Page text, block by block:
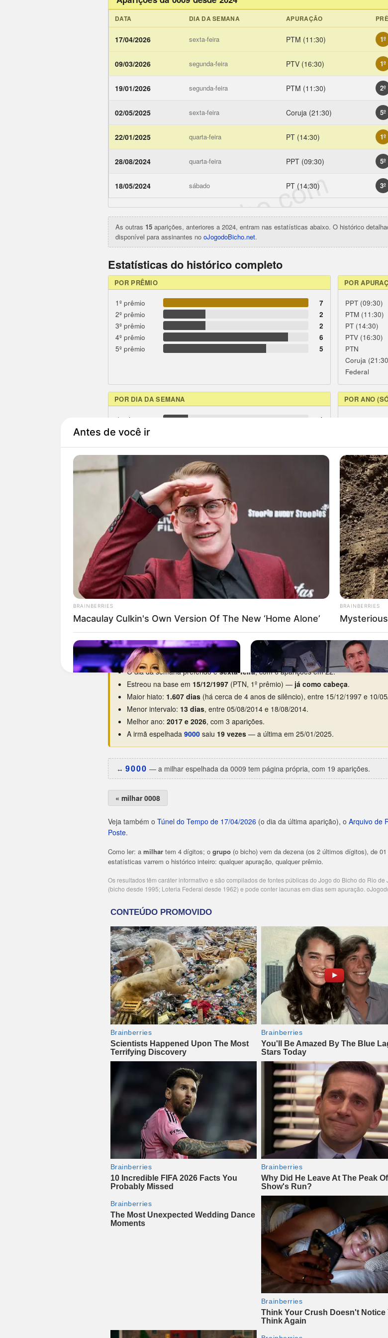
DATA DIA DA SEMANA APURAÇÃO
17/04/2026 sexta-feira PTM (11:30) 1º
09/03/2026 segunda-feira PTV (16:30) 1º
19/01/2026 segunda-feira PTM (11:30) 2º
02/05/2025 sexta-feira Coruja (21:30) 5º
22/01/2025 quarta-feira PT (14:30) 1º
28/08/2024 quarta-feira PPT (09:30) 5º
18/05/2024 sábado PT (14:30) 3º
ojogodobicho.com
As outras 15 aparições, anteriores a 2024, entram nas estatísticas abaixo. O histórico
disponível para assinantes no oJogodoBicho.net.
Estatísticas do histórico completo
POR PRÊMIO
1º prêmio
7
2º prêmio
2
3º prêmio
2
4º prêmio
6
5º prêmio
5
POR
PPT (09:30)
PTM (11:30)
PT (14:30)
PTV (16:30)
PTN
Coruja
Federal
POR DIA DA SEMANA
domingo
1
segunda
quarta
4
quinta
sexta
sábado
POR ANO
97 02 03
Curiosidades da 0009
O dia da semana preferido ésexta-feira, com 6 aparições em 22.
Estreou na base em 15/12/1997 (PTN, 1º prêmio) — já como cabeça.
Maior hiato: 1.607 dias (há cerca de 4 anos de silêncio), entre 15/12/1997 e 10/
Menor intervalo: 13 dias, entre 05/08/2014 e 18/08/2014.
Melhor ano: 2017 e 2026, com 3 aparições.
A irmã espelhada 9000 saiu 19 vezes — a última em 25/01/2025.
↔️ 9000 — a milhar espelhada da 0009 tem página própria, com 19 aparições.
« milhar 0008
Veja também o Túnel do Tempo de 17/04/2026 (o dia da última aparição), o Arquivo de
Poste.
Como ler: a milhar tem 4 dígitos; o grupo (o bicho) vem da dezena (os 2 últimos dígitos), de
estatísticas varrem o histórico inteiro: qualquer apuração, qualquer prêmio.
Os resultados têm caráter informativo e são compilados de fontes públicas do Jogo do Bicho do Rio
(bicho desde 1995; Loteria Federal desde 1962) e pode conter lacunas em dias sem apuração.
Publicidade